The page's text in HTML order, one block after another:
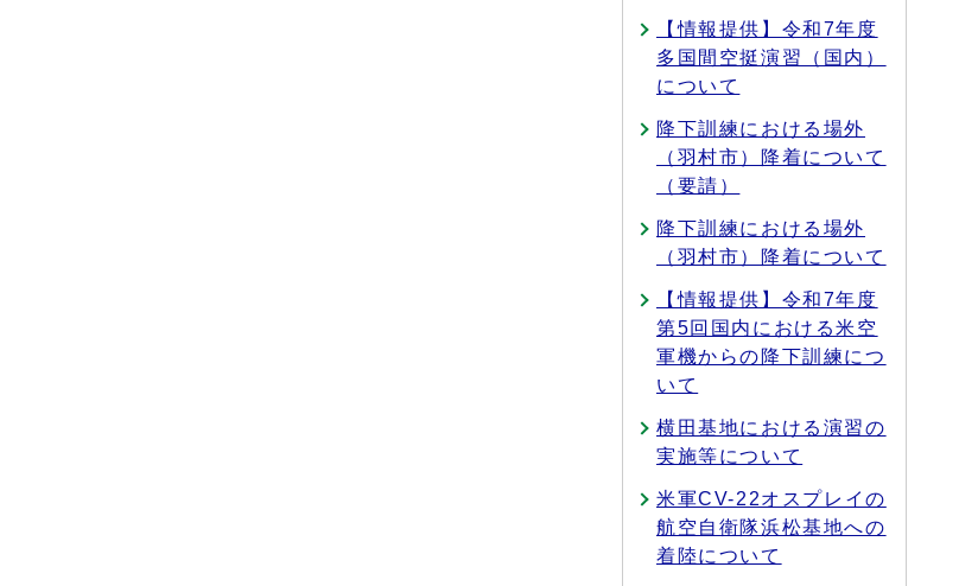
【情報提供】令和7年度
多国間空挺演習（国内）
について
降下訓練における場外
（羽村市）降着について
（要請）
降下訓練における場外
（羽村市）降着について
【情報提供】令和7年度
第5回国内における米空
軍機からの降下訓練につ
いて
横田基地における演習の
実施等について
米軍CV-22オスプレイの
航空自衛隊浜松基地への
着陸について